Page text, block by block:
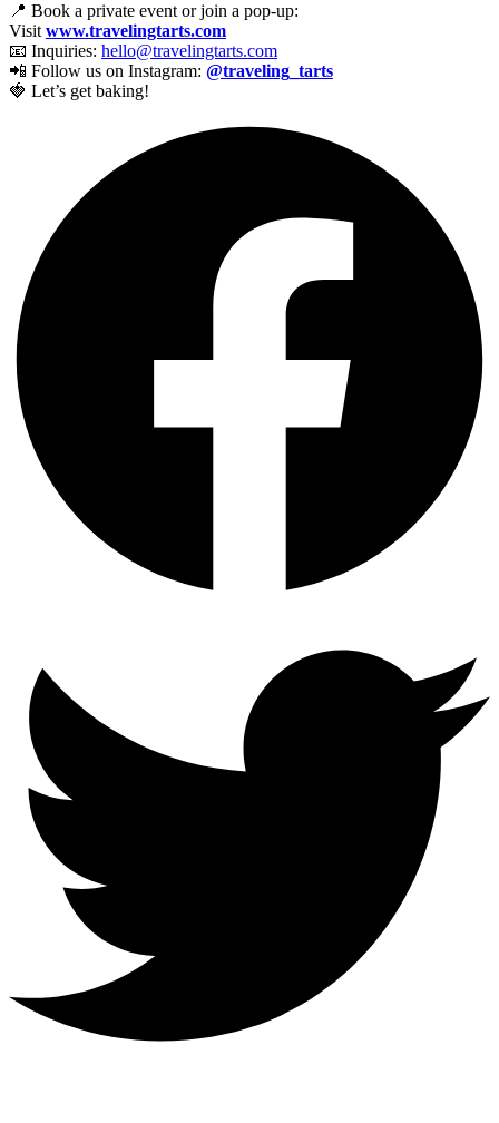
📍 Book a private event or join a pop-up:
Visit www.travelingtarts.com
📧 Inquiries: hello@travelingtarts.com
📲 Follow us on Instagram: @traveling_tarts
🍓 Let’s get baking!